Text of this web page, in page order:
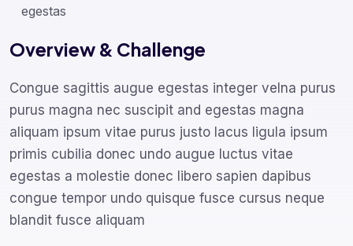
egestas
Overview & Challenge
Congue sagittis augue egestas integer velna purus
purus magna nec suscipit and egestas magna
aliquam ipsum vitae purus justo lacus ligula ipsum
primis cubilia donec undo augue luctus vitae
egestas a molestie donec libero sapien dapibus
congue tempor undo quisque fusce cursus neque
blandit fusce aliquam